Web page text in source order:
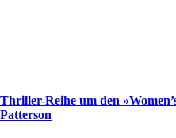
Thriller-Reihe um den
Patterson